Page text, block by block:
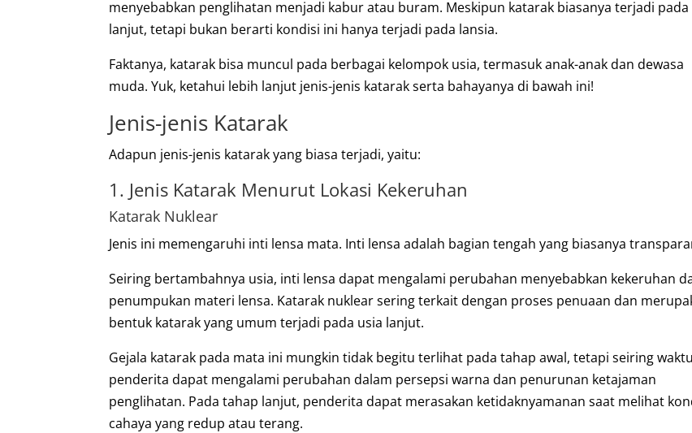
menyebabkan penglihatan menjadi kabur atau buram. Meskipun katarak biasanya terjadi pada
lanjut, tetapi bukan berarti kondisi ini hanya terjadi pada lansia.
Faktanya, katarak bisa muncul pada berbagai kelompok usia, termasuk anak-anak dan dewasa
muda. Yuk, ketahui lebih lanjut jenis-jenis katarak serta bahayanya di bawah ini!
Jenis-jenis Katarak
Adapun jenis-jenis katarak yang biasa terjadi, yaitu:
1. Jenis Katarak Menurut Lokasi Kekeruhan
Katarak Nuklear
Jenis ini memengaruhi inti lensa mata. Inti lensa adalah bagian tengah yang biasanya
Seiring bertambahnya usia, inti lensa dapat mengalami perubahan menyebabkan kekeruhan
penumpukan materi lensa. Katarak nuklear sering terkait dengan proses penuaan dan
bentuk katarak yang umum terjadi pada usia lanjut.
Gejala katarak pada mata ini mungkin tidak begitu terlihat pada tahap awal, tetapi seiring
penderita dapat mengalami perubahan dalam persepsi warna dan penurunan ketajaman
penglihatan. Pada tahap lanjut, penderita dapat merasakan ketidaknyamanan saat melihat
cahaya yang redup atau terang.